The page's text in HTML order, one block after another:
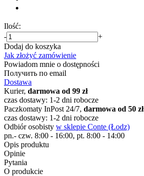
Ilość:
-
+
Dodaj do koszyka
Jak złożyć zamówienie
Powiadom mnie o dostępności
Получить по email
Dostawa
Kurier, darmowa od 99 zł
czas dostawy: 1-2 dni robocze
Paczkomaty InPost 24/7, darmowa od 50 zł
czas dostawy: 1-2 dni robocze
Odbiór osobisty w sklepie Conte (Łodz)
pn.- czw. 8:00 - 16:00, pt. 8:00 - 14:00
Opis produktu
Opinie
Pytania
O produkcie